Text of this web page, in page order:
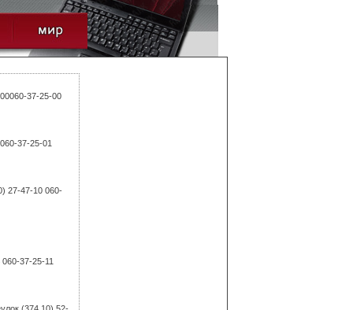
37-25-00
37-25-01
27-47-10 060-
37-25-11